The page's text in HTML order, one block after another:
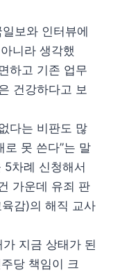
보와 인터뷰에
니라 생각했
하고 기존 업무
건강하다고 보
다는 비판도 많
로 못 쓴다”는 말
5차례 신청해서
가운데 유죄 판
감)의 해직 교사
지금 상태가 된
당 책임이 크